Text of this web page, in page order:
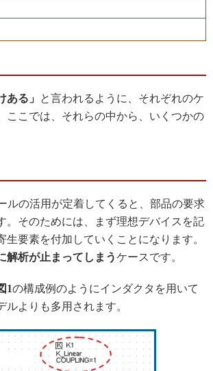
ある」
と言われるように、それぞれのケ
ここでは、それらの中から、いくつかの
の活用が定着してくると、部品の要求
。そのためには、まず理想デバイスを記
要素を付加していくことになります。
解析が止まってしまうケースです。
1の構成例のようにインダクタを用いて
よりも多用されます。